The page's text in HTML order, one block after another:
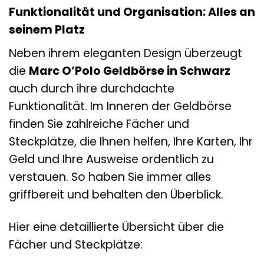
Funktionalität und Organisation: Alles an
seinem Platz
Neben ihrem eleganten Design überzeugt
die Marc O’Polo Geldbörse in Schwarz
auch durch ihre durchdachte
Funktionalität. Im Inneren der Geldbörse
finden Sie zahlreiche Fächer und
Steckplätze, die Ihnen helfen, Ihre Karten, Ihr
Geld und Ihre Ausweise ordentlich zu
verstauen. So haben Sie immer alles
griffbereit und behalten den Überblick.
Hier eine detaillierte Übersicht über die
Fächer und Steckplätze: